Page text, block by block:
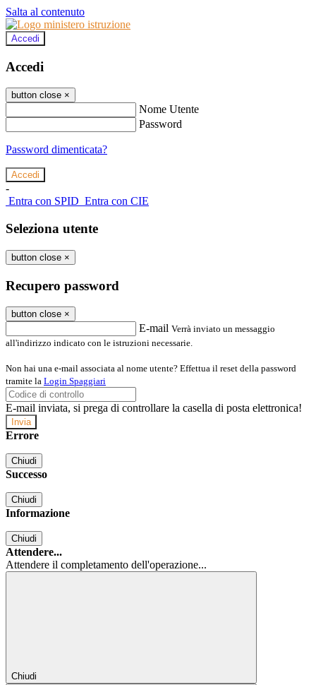
Salta al contenuto
Accedi
Accedi
button close ×
Nome Utente
Password
Password dimenticata?
-
Entra con SPID Entra con CIE
Seleziona utente
button close ×
Recupero password
button close ×
E-mail Verrà inviato un messaggio
all'indirizzo indicato con le istruzioni necessarie.
Non hai una e-mail associata al nome utente? Effettua il reset della password
tramite la Login Spaggiari
E-mail inviata, si prega di controllare la casella di posta elettronica!
Errore
Chiudi
Successo
Chiudi
Informazione
Chiudi
Attendere...
Attendere il completamento dell'operazione...
Chiudi